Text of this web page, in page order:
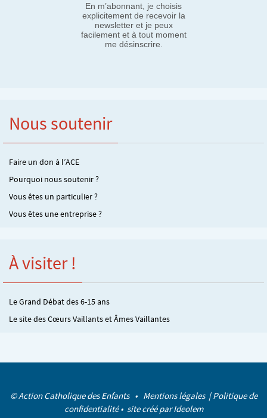
En m’abonnant, je choisis
explicitement de recevoir la
newsletter et je peux
facilement et à tout moment
me désinscrire.
Nous soutenir
Faire un don à l’ACE
Pourquoi nous soutenir ?
Vous êtes un particulier ?
Vous êtes une entreprise ?
À visiter !
Le Grand Débat des 6-15 ans
Le site des Cœurs Vaillants et Âmes Vaillantes
© Action Catholique des Enfants • Mentions légales |Politique de
confidentialité• site créé parIdeolem